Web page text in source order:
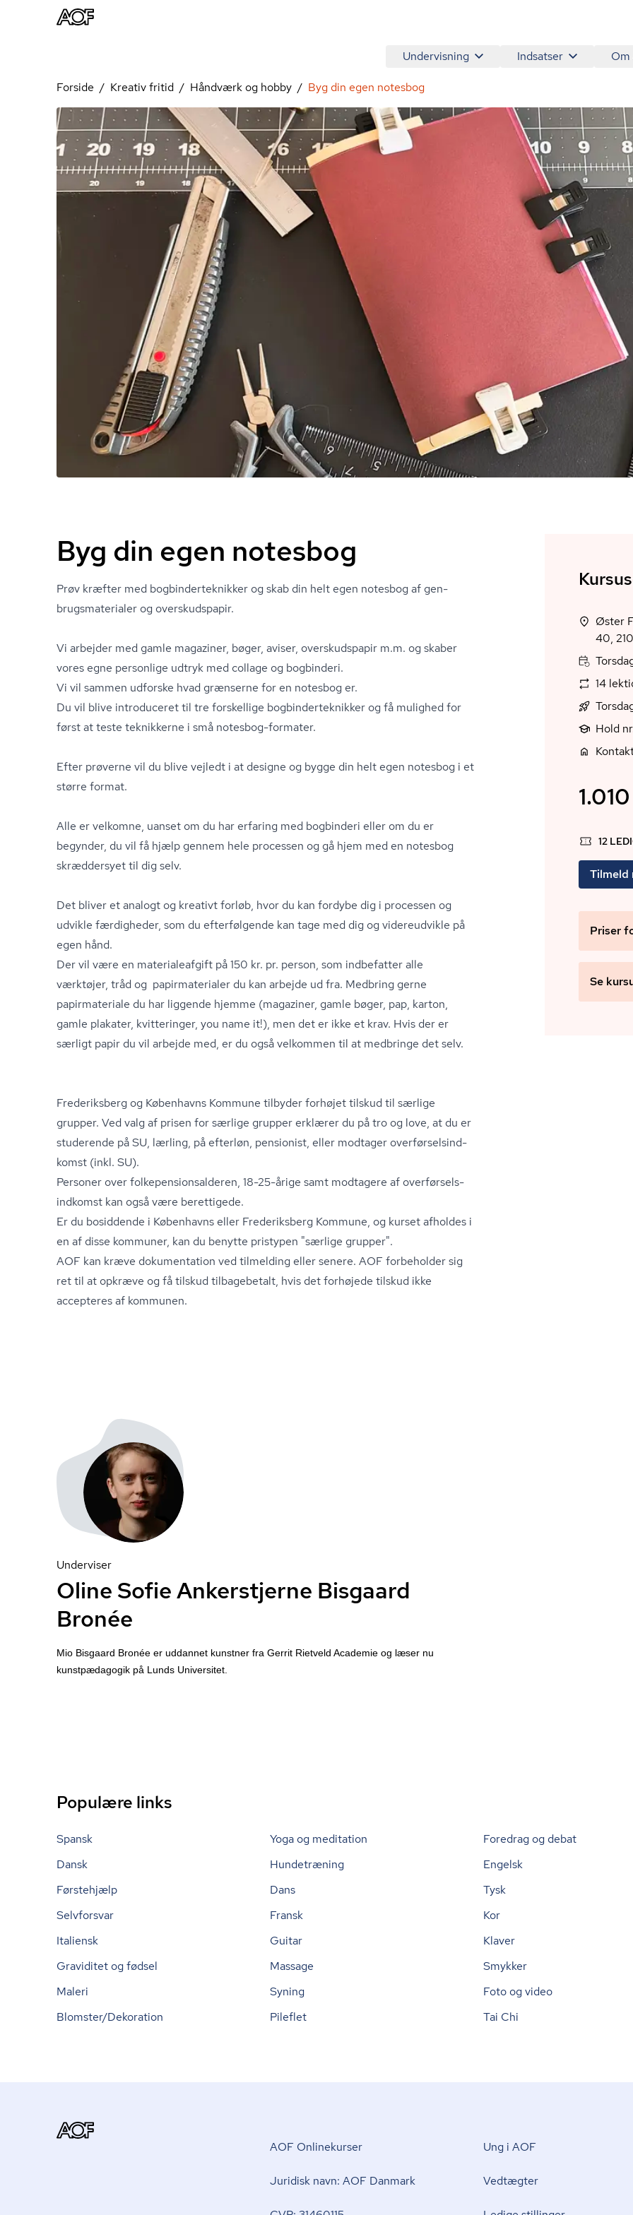
Undervisning Indsatser Om
Forside Kreativ fritid Håndværk og hobby Byg din egen notesbog
Byg din egen notesbog
Prøv kræfter med bog­bin­der­tek­nik­ker og skab din helt egen notesbog af gen­
brugs­ma­te­ri­a­ler og overskudspapir.
Vi arbejder med gamle magaziner, bøger, aviser, overskudspapir m.m. og skaber
vores egne personlige udtryk med collage og bogbinderi.
Vi vil sammen udforske hvad grænserne for en notesbog er.
Du vil blive introduceret til tre forskellige bog­bin­der­tek­nik­ker og få mulighed for
først at teste teknikkerne i små notesbog-formater.
Efter prøverne vil du blive vejledt i at designe og bygge din helt egen notesbog i et
større format.
Alle er velkomne, uanset om du har erfaring med bogbinderi eller om du er
begynder, du vil få hjælp gennem hele processen og gå hjem med en notesbog
skræddersyet til dig selv.
Det bliver et analogt og kreativt forløb, hvor du kan fordybe dig i processen og
udvikle færdigheder, som du efterfølgende kan tage med dig og videreudvikle på
egen hånd.
Der vil være en ma­te­ri­a­le­af­gift på 150 kr. pr. person, som indbefatter alle
værktøjer, tråd og pa­pir­ma­te­ri­a­ler du kan arbejde ud fra. Medbring gerne
papirmateriale du har liggende hjemme (magaziner, gamle bøger, pap, karton,
gamle plakater, kvitteringer, you name it!), men det er ikke et krav. Hvis der er
særligt papir du vil arbejde med, er du også velkommen til at medbringe det selv.
Frederiksberg og Københavns Kommune tilbyder forhøjet tilskud til særlige
grupper. Ved valg af prisen for særlige grupper erklærer du på tro og love, at du er
studerende på SU, lærling, på efterløn, pensionist, eller modtager over­før­sels­ind­
komst (inkl. SU).
Personer over fol­ke­pen­sions­al­de­ren, 18-25-årige samt modtagere af over­før­sels­
ind­komst kan også være berettigede.
Er du bosiddende i Københavns eller Frederiksberg Kommune, og kurset afholdes i
en af disse kommuner, kan du benytte pristypen "særlige grupper".
AOF kan kræve dokumentation ved tilmelding eller senere. AOF forbeholder sig
ret til at opkræve og få tilskud tilbagebetalt, hvis det forhøjede tilskud ikke
accepteres af kommunen.
Øster
14
Hold
12
Tilmeld
Priser
Se
Underviser
Oline Sofie Ankerstjerne Bisgaard
Bronée
Mio Bisgaard Bronée er uddannet kunstner fra Gerrit Rietveld Academie og læser nu
kunstpædagogik på Lunds Universitet.
Populære links
Spansk Yoga og meditation Foredrag og debat
Dansk
Hundetræning Engelsk
Førstehjælp
Dans Tysk
Selvforsvar
Fransk Kor
Italiensk
Guitar Klaver
Graviditet og fødsel
Massage Smykker
Maleri
Syning Foto og video
Blomster/Dekoration
Pileflet Tai Chi
AOF Onlinekurser
Juridisk navn: AOF Danmark
Ung i AOF
Vedtægter